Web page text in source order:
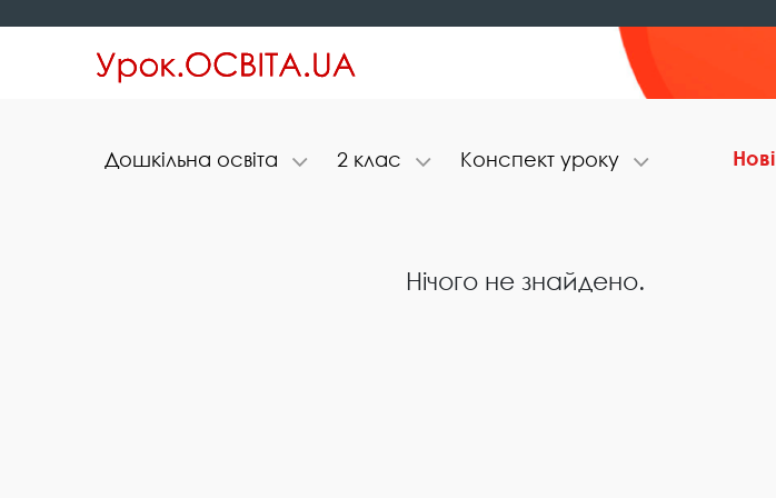
Д​о​ш​к​і​л​ь​н​а​ ​о​с​в​і​т​а 2​ ​к​л​а​с К​о​н​с​п​е​к​т​ ​у​р​о​к​у Нові
Нічого не знайдено.